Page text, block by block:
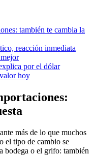
también te cambia la
reacción inmediata
por el dólar
hoy
más de lo que muchos
el tipo de cambio se
bodega o el grifo: también